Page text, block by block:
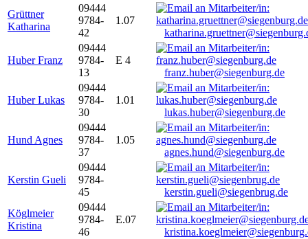
Grüttner
Katharina
09444
9784-
42
1.07
Huber Franz
09444
9784-
13
E 4
franz.huber@siegenburg.de
Huber Lukas
09444
9784-
30
1.01
lukas.huber@siegenburg.de
Hund Agnes
09444
9784-
37
1.05
agnes.hund@siegenburg.de
Kerstin Gueli
09444
9784-
45
kerstin.gueli@siegenbrug.de
Köglmeier
Kristina
09444
9784-
46
E.07